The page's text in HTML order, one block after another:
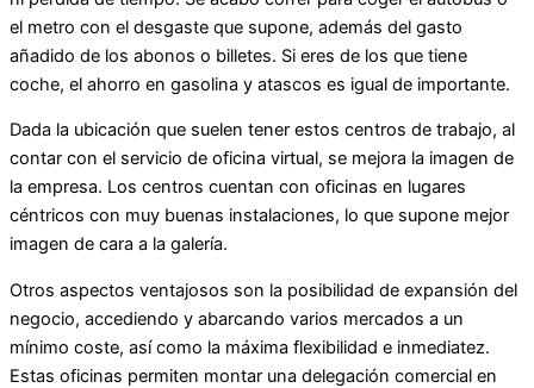
el metro con el desgaste que supone, además del gasto
añadido de los abonos o billetes. Si eres de los que tiene
coche, el ahorro en gasolina y atascos es igual de importante.
Dada la ubicación que suelen tener estos centros de trabajo, al
contar con el servicio de oficina virtual, se mejora la imagen de
la empresa. Los centros cuentan con oficinas en lugares
céntricos con muy buenas instalaciones, lo que supone mejor
imagen de cara a la galería.
Otros aspectos ventajosos son la posibilidad de expansión del
negocio, accediendo y abarcando varios mercados a un
mínimo coste, así como la máxima flexibilidad e inmediatez.
Estas oficinas permiten montar una delegación comercial en